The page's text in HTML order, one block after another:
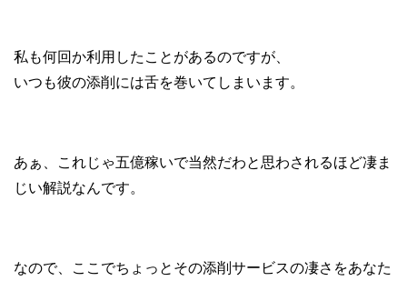
私も何回か利用したことがあるのですが、
いつも彼の添削には舌を巻いてしまいます。
あぁ、これじゃ五億稼いで当然だわと思わされるほど凄ま
じい解説なんです。
なので、ここでちょっとその添削サービスの凄さをあなた